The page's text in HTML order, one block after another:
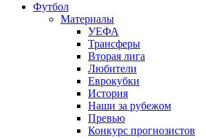
Футбол
Материалы
УЕФА
Трансферы
Вторая лига
Любители
Еврокубки
История
Наши за рубежом
Превью
Конкурс прогнозистов